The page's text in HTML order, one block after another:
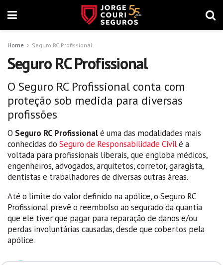
Home Seguro RC Profissional
Seguro RC Profissional
O Seguro RC Profissional conta com
proteção sob medida para diversas
profissões
O Seguro RC Profissionalé uma das modalidades mais
conhecidas do Seguro de Responsabilidade Civilé a
voltada para profissionais liberais, que engloba médicos,
engenheiros, advogados, arquitetos, corretor, garagista,
dentistas e trabalhadores de diversas outras áreas.
Até o limite do valor definido na apólice, o Seguro RC
Profissional prevê o reembolso ao segurado da quantia
que ele tiver que pagar para reparação de danos e/ou
perdas involuntárias causadas, desde que cobertos pela
apólice.